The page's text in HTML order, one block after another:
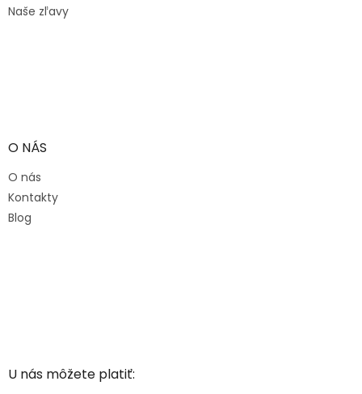
Naše zľavy
O NÁS
O nás
Kontakty
Blog
U nás môžete platiť: